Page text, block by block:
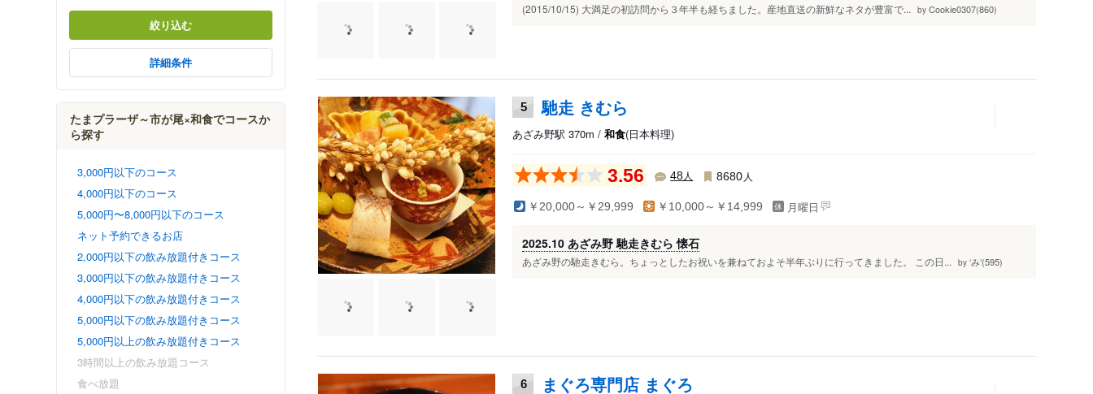
絞り込む
詳細条件
たまプラーザ～市が尾×和食でコースか
ら探す
3,000円以下のコース
4,000円以下のコース
5,000円〜8,000円以下のコース
ネット予約できるお店
2,000円以下の飲み放題付きコース
3,000円以下の飲み放題付きコース
4,000円以下の飲み放題付きコース
5,000円以下の飲み放題付きコース
5,000円以上の飲み放題付きコース
3時間以上の飲み放題コース
食べ放題
(2015/10/15) 大満足の初訪問から３年半も経ちました。産地直送の新鮮なネタが豊富で... by Cookie0307(860)
5 馳走 きむら
あざみ野駅 370m / 和食(日本料理)
3.56 48人 8680 人
￥20,000～￥29,999 ￥10,000～￥14,999 月曜日
2025.10 あざみ野 馳走きむら 懐石
あざみ野の馳走きむら。ちょっとしたお祝いを兼ねておよそ半年ぶりに行ってきました。 この日... by ‘み’(595)
6 まぐろ専門店 まぐろ